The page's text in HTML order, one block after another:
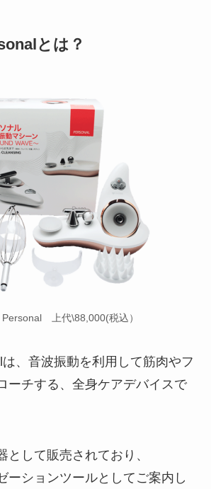
とは？
Personal 上代\88,000(税込）
、音波振動を利用して筋肉やフ
ーチする、全身ケアデバイスで
として販売されており、
ーションツールとしてご案内し